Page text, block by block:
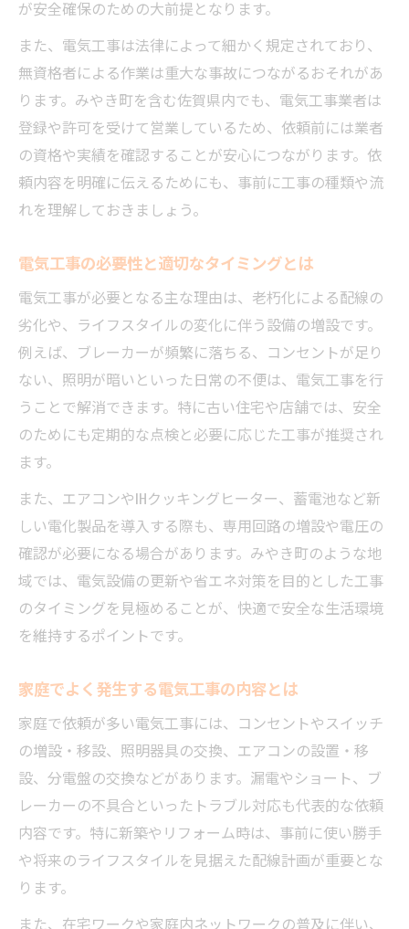
事
電気工事で防げる火災リスクと安全対策
住宅の快適性を高める電気工事の活用法
信頼できる電気工事業者選定のポイント
技術と実績で選ぶ電気工事業者の見極め方
資格保有の電気工事業者を選ぶメリット
アフターサポートが充実した電気工事業者
地元密着型の電気工事業者に依頼する利点
快適な生活へ導く電気工事サービス紹介
最新設備導入に役立つ電気工事サービス
省エネ対策ができる電気工事の提案例
リフォーム時におすすめの電気工事内容
住宅の機能向上を叶える電気工事サービス
安全な電気工事を実現する重要な注意点
電気工事の安全対策で守るべき基本事項
施工中・施工後に気をつけたい電気工事の
注意点
資格と経験が安全な電気工事の鍵になる理
電気工事で発生しやすいトラブルの予防法
安全を確保するための電気工事業者の選択
基準
が安全確保のための大前提となります。
また、電気工事は法律によって細かく規定されており、
無資格者による作業は重大な事故につながるおそれがあ
ります。みやき町を含む佐賀県内でも、電気工事業者は
登録や許可を受けて営業しているため、依頼前には業者
の資格や実績を確認することが安心につながります。依
頼内容を明確に伝えるためにも、事前に工事の種類や流
れを理解しておきましょう。
電気工事の必要性と適切なタイミングとは
電気工事が必要となる主な理由は、老朽化による配線の
劣化や、ライフスタイルの変化に伴う設備の増設です。
例えば、ブレーカーが頻繁に落ちる、コンセントが足り
ない、照明が暗いといった日常の不便は、電気工事を行
うことで解消できます。特に古い住宅や店舗では、安全
のためにも定期的な点検と必要に応じた工事が推奨され
ます。
また、エアコンやIHクッキングヒーター、蓄電池など新
しい電化製品を導入する際も、専用回路の増設や電圧の
確認が必要になる場合があります。みやき町のような地
域では、電気設備の更新や省エネ対策を目的とした工事
のタイミングを見極めることが、快適で安全な生活環境
を維持するポイントです。
家庭でよく発生する電気工事の内容とは
家庭で依頼が多い電気工事には、コンセントやスイッチ
の増設・移設、照明器具の交換、エアコンの設置・移
設、分電盤の交換などがあります。漏電やショート、ブ
レーカーの不具合といったトラブル対応も代表的な依頼
内容です。特に新築やリフォーム時は、事前に使い勝手
や将来のライフスタイルを見据えた配線計画が重要とな
ります。
また、在宅ワークや家庭内ネットワークの普及に伴い、